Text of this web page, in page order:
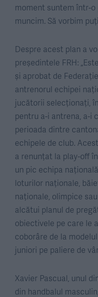
moment suntem într-
muncim. Să vorbim
Despre acest plan a
președintele FRH:
și aprobat de
antrenorul echipei
jucătorii selecționați,
pentru a-i antrena, a-i
perioada dintre
echipele de club.
a renunțat la play-off
un pic echipa
loturilor naționale,
naționale, olimpice
alcătui planul de
obiectivele pe care le
coborâre de la
juniori pe paliere de
Xavier Pascual, unul
din handbalul